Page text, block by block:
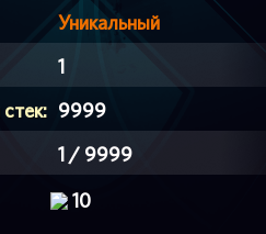
Уникальный
1
9999
1 / 9999
10